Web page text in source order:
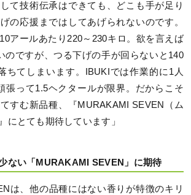
て技術伝承はできても、どこも手が足り
の応援まではしてあげられないのです。
アールあたり220～230キロ。欲を言えば
のですが、つる下げの手が回らないと140
ちてしまいます。IBUKIでは作業的に1人
張って1.5ヘクタールが限界。だからこそ
すむ新品種、『MURAKAMI SEVEN（ム
にとても期待しています」
ない「MURAKAMI SEVEN」に期待
は、他の品種にはない香りが特徴のキリ